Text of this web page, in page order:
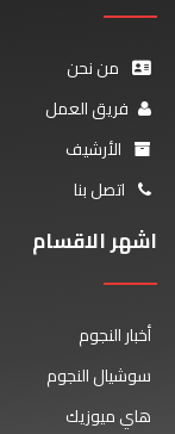
من نحن
فريق العمل
الأرشيف
اتصل بنا
اشهر الاقسام
أخبار النجوم
سوشيال النجوم
هاي ميوزيك